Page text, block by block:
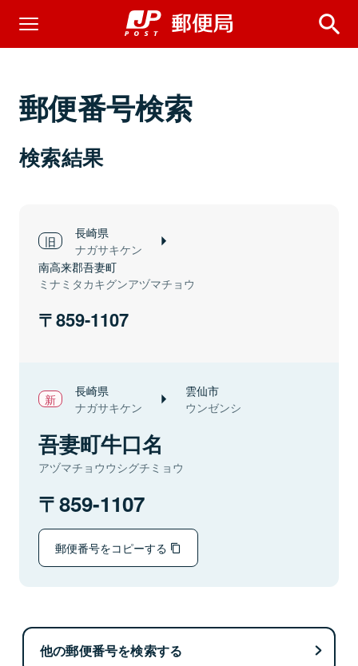
郵便番号検索
検索結果
長崎県
ナガサキケン
南高来郡吾妻町
ミナミタカキグンアヅマチョウ
859-1107
長崎県
ナガサキケン
雲仙市
ウンゼンシ
吾妻町牛口名
アヅマチョウウシグチミョウ
859-1107
郵便番号をコピーする
他の郵便番号を検索する